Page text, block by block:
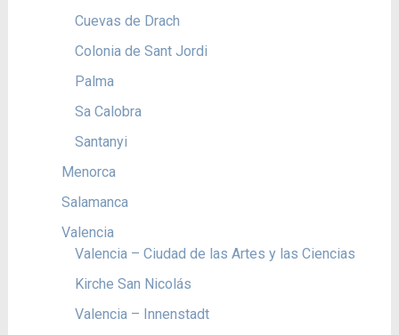
Cuevas de Drach
Colonia de Sant Jordi
Palma
Sa Calobra
Santanyi
Menorca
Salamanca
Valencia
Valencia – Ciudad de las Artes y las Ciencias
Kirche San Nicolás
Valencia – Innenstadt